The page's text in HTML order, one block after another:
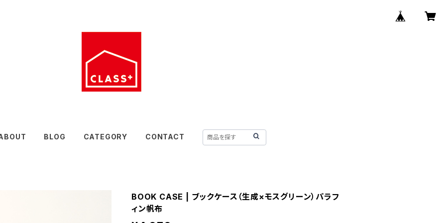
BLOG CATEGORY CONTACT
BOOK CASE | ブックケース（生成×モスグリーン）パラフ
ィン帆布